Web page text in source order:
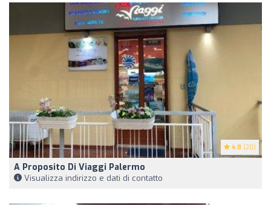
4.8 (20)
A Proposito Di Viaggi Palermo
Visualizza indirizzo e dati di contatto